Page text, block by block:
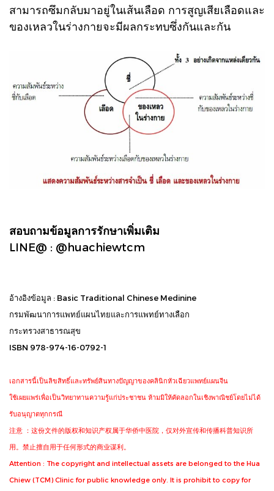
สามารถซึมกลับมาอยู่ในเส้นเลือด การสูญเสียเลือดและ
ของเหลวในร่างกายจะมีผลกระทบซึ่งกันและกัน
สอบถามข้อมูลการรักษาเพิ่มเติม
LINE@ : @huachiewtcm
อ้างอิงข้อมูล : Basic Traditional Chinese Medinine
กรมพัฒนาการแพทย์แผนไทยและการแพทย์ทางเลือก
กระทรวงสาธารณสุข
ISBN 978-974-16-0792-1
เอกสารนี้เป็นลิขสิทธิ์และทรัพย์สินทางปัญญาของคลินิกหัวเฉียวแพทย์แผนจีน
ใช้เผยแพร่เพื่อเป็นวิทยาทานความรู้แก่ประชาชน ห้ามมิให้คัดลอกในเชิงพาณิชย์โดยไม่ได้
รับอนุญาตทุกกรณี
注意 ：这份文件的版权和知识产权属于华侨中医院，仅对外宣传和传播科普知识所
用。禁止擅自用于任何形式的商业谋利。
Attention : The copyright and intellectual assets are belonged to the Hua
Chiew (TCM) Clinic for public knowledge only. It is prohibit to copy for